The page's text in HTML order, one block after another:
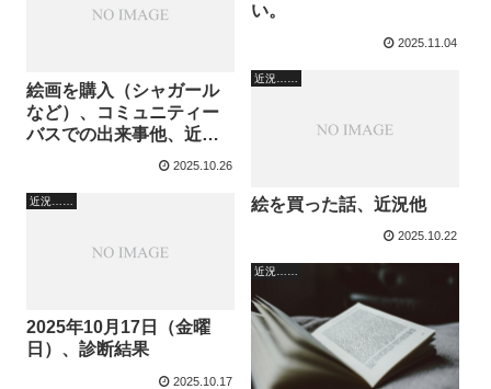
い。
2025.11.04
絵画を購入（シャガール
など）、コミュニティー
バスでの出来事他、近
況、2025年10月26日（日
2025.10.26
近況……
絵を買った話、近況他
2025.10.22
近況……
2025年10月17日（金曜
日）、診断結果
2025.10.17
近況……